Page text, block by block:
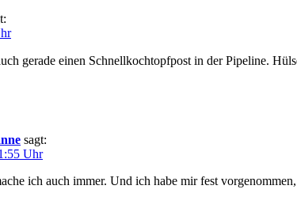
gerade einen Schnellkochtopfpost in der Pipeline.
sagt:
Uhr
ich auch immer. Und ich habe mir fest